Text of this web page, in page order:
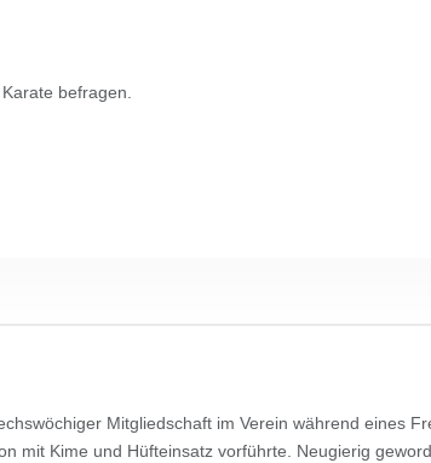
befragen.
Mitgliedschaft im Verein während eines
mit Kime und Hüfteinsatz vorführte. Neugierig